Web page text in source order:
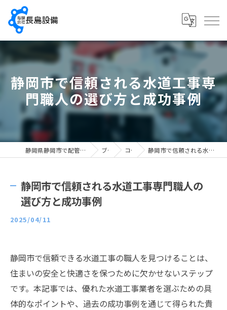
静岡市で信頼される水道工事専
門職人の選び方と成功事例
静岡県静岡市で配管工の求人なら有限会社長島設備 ブログ コラム 静岡市で信頼される水道工事専門職人の選び方と成功事例
静岡市で信頼される水道工事専門職人の
選び方と成功事例
2025/04/11
静岡市で信頼できる水道工事の職人を見つけることは、
住まいの安全と快適さを保つために欠かせないステップ
です。本記事では、優れた水道工事業者を選ぶための具
体的なポイントや、過去の成功事例を通じて得られた貴